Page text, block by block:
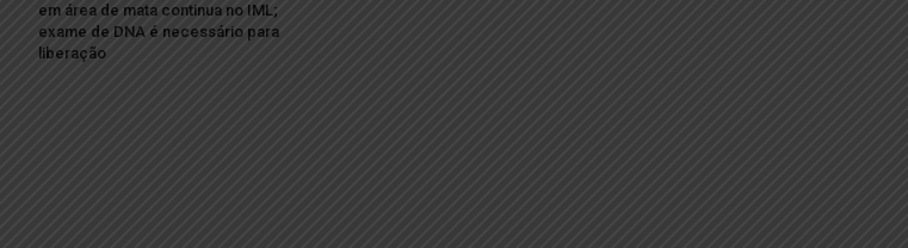
em área de mata continua no IML;
exame de DNA é necessário para
liberação